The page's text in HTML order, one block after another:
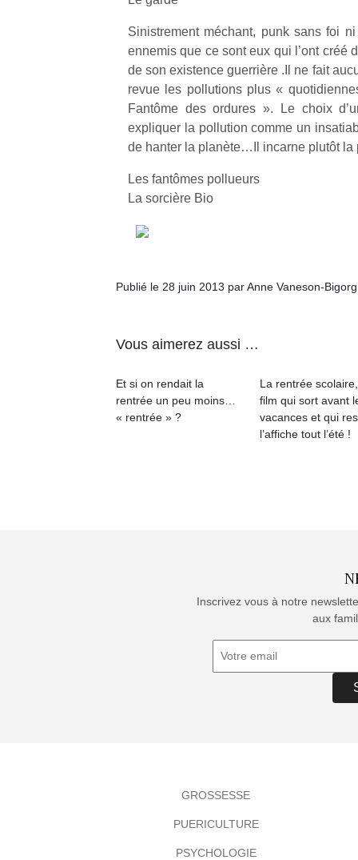
Sinistrement méchant, punk sans foi
ennemis que ce sont eux qui l’ont créé
de son existence guerrière .Il ne fait
revue les pollutions plus «
Fantôme des ordures ». Le choix
expliquer la pollution comme un
de hanter la planète…Il incarne plutôt la
Les fantômes pollueurs
La sorcière Bio
Publié le 28 juin 2013 par Anne Vaneson-
Vous aimerez aussi …
Et si on rendait la
rentrée un peu moins…
« rentrée » ?
La rentrée
film qui sort avant
vacances et qui
l’affiche tout l’été !
Inscrivez vous à notre
aux
GROSSESSE
PUERICULTURE
PSYCHOLOGIE